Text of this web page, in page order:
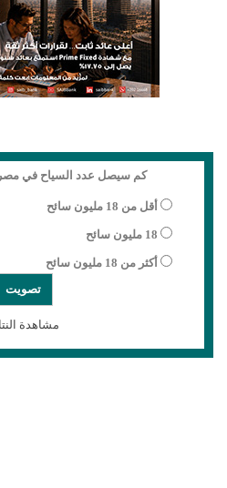
كم سيصل عدد السياح في مصر
أقل من 18 مليون سائح
18 مليون سائح
أكثر من 18 مليون سائح
مشاهدة